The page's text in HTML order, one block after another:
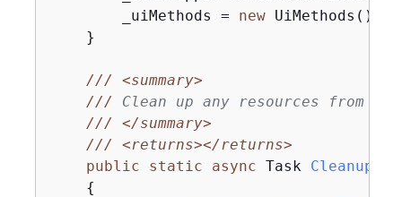
        _uiMethods =
new UiMethods();
    }
///
<summary>
/// Clean up any resources from
///
</summary>
///
<returns></returns>
public
static async Task Cleanup
{